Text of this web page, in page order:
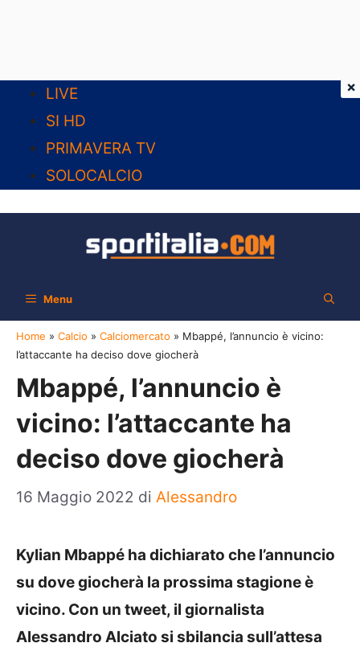
contenuto
LIVE
SI HD
PRIMAVERA TV
SOLOCALCIO
Menu
Home » Calcio » Calciomercato » Mbappé, l’annuncio è vicino:
l’attaccante ha deciso dove giocherà
Mbappé, l’annuncio è
vicino: l’attaccante ha
deciso dove giocherà
16 Maggio 2022 di Alessandro
Kylian Mbappé ha dichiarato che l’annuncio
su dove giocherà la prossima stagione è
vicino. Con un tweet, il giornalista
Alessandro Alciato si sbilancia sull’attesa
×